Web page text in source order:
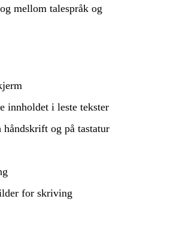
mellom talespråk og
innholdet i leste tekster
håndskrift og på tastatur
for skriving